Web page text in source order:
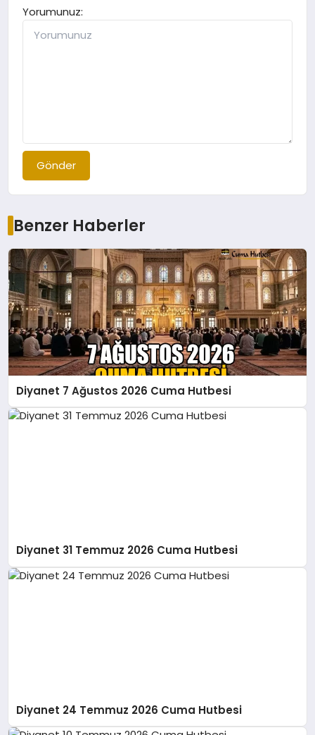
Yorumunuz:
Gönder
Benzer Haberler
Diyanet 7 Ağustos 2026 Cuma Hutbesi
Diyanet 31 Temmuz 2026 Cuma Hutbesi
Diyanet 24 Temmuz 2026 Cuma Hutbesi